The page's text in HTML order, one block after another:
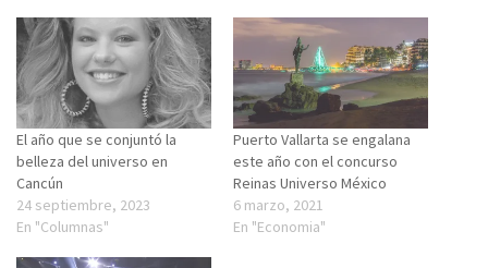
El año que se conjuntó la
belleza del universo en
Cancún
24 septiembre, 2023
En "Columnas"
Puerto Vallarta se engalana
este año con el concurso
Reinas Universo México
6 marzo, 2021
En "Economia"